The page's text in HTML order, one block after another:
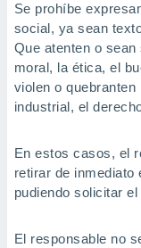
Se prohíbe
social, ya sean
Que atenten o
moral, la ética, el
violen o
industrial, el
En estos casos, el
retirar de inmediato
pudiendo solicitar
El responsable no